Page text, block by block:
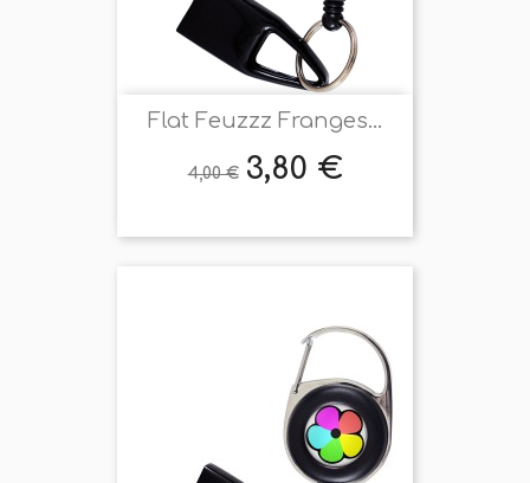
Flat Feuzzz Franges...
Prix
4,00 € Prix
3,80 €